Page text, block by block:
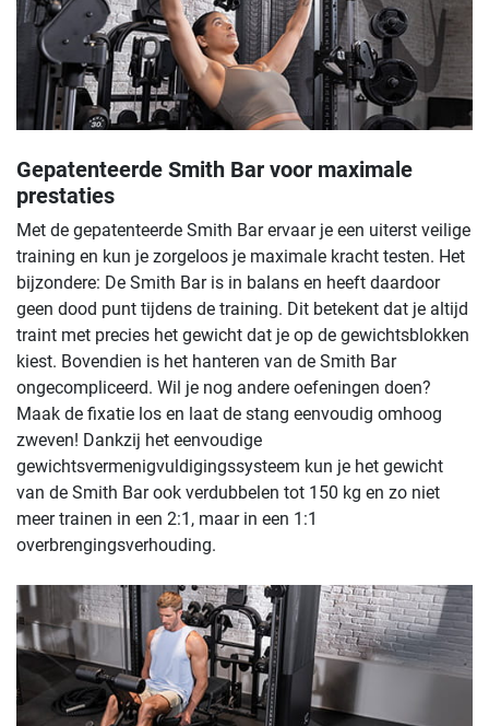
Gepatenteerde Smith Bar voor maximale
prestaties
Met de gepatenteerde Smith Bar ervaar je een uiterst veilige
training en kun je zorgeloos je maximale kracht testen. Het
bijzondere: De Smith Bar is in balans en heeft daardoor
geen dood punt tijdens de training. Dit betekent dat je altijd
traint met precies het gewicht dat je op de gewichtsblokken
kiest. Bovendien is het hanteren van de Smith Bar
ongecompliceerd. Wil je nog andere oefeningen doen?
Maak de fixatie los en laat de stang eenvoudig omhoog
zweven! Dankzij het eenvoudige
gewichtsvermenigvuldigingssysteem kun je het gewicht
van de Smith Bar ook verdubbelen tot 150 kg en zo niet
meer trainen in een 2:1, maar in een 1:1
overbrengingsverhouding.